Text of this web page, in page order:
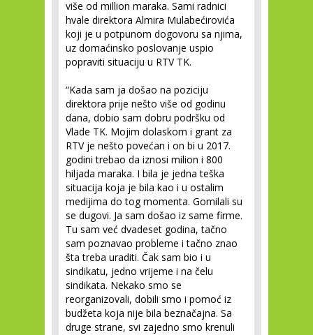
više od million maraka. Sami radnici
hvale direktora Almira Mulabećirovića
koji je u potpunom dogovoru sa njima,
uz domaćinsko poslovanje uspio
popraviti situaciju u RTV TK.
“Kada sam ja došao na poziciju
direktora prije nešto više od godinu
dana, dobio sam dobru podršku od
Vlade TK. Mojim dolaskom i grant za
RTV je nešto povećan i on bi u 2017.
godini trebao da iznosi milion i 800
hiljada maraka. I bila je jedna teška
situacija koja je bila kao i u ostalim
medijima do tog momenta. Gomilali su
se dugovi. Ja sam došao iz same firme.
Tu sam već dvadeset godina, tačno
sam poznavao probleme i tačno znao
šta treba uraditi. Čak sam bio i u
sindikatu, jedno vrijeme i na čelu
sindikata. Nekako smo se
reorganizovali, dobili smo i pomoć iz
budžeta koja nije bila beznačajna. Sa
druge strane, svi zajedno smo krenuli